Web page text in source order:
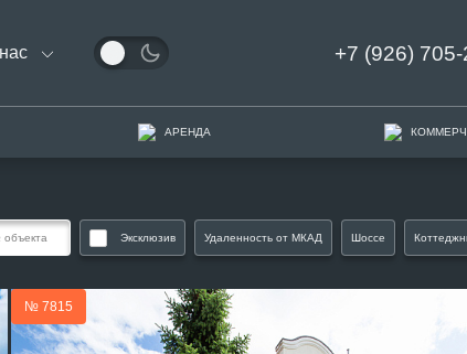
+7 (926)
АРЕНДА
Эксклюзив Удаленность от МКАД Шоссе
№ 7815